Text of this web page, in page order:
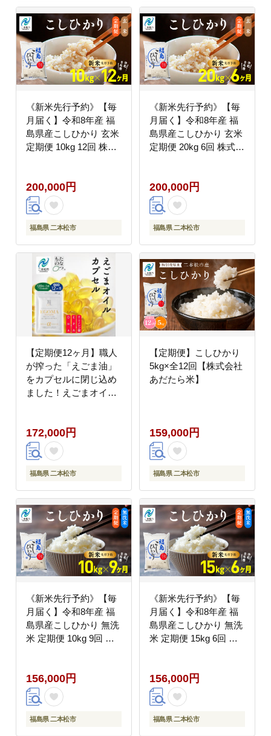
《新米先行予約》【毎
月届く】令和8年産 福
島県産こしひかり 玄米
定期便 10kg 12回 株式
200,000円
福島県 二本松市
《新米先行予約》【毎
月届く】令和8年産 福
島県産こしひかり 玄米
定期便 20kg 6回 株式会
200,000円
福島県 二本松市
【定期便12ヶ月】職人
が搾った「えごま油」
をカプセルに閉じ込め
ました！えごまオイル
172,000円
福島県 二本松市
【定期便】こしひかり
5kg×全12回【株式会社
あだたら米】
159,000円
福島県 二本松市
《新米先行予約》【毎
月届く】令和8年産 福
島県産こしひかり 無洗
米 定期便 10kg 9回 株
156,000円
福島県 二本松市
《新米先行予約》【毎
月届く】令和8年産 福
島県産こしひかり 無洗
米 定期便 15kg 6回 株
156,000円
福島県 二本松市